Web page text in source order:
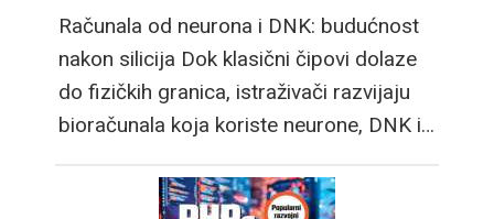
Računala od neurona i DNK: budućnost
nakon silicija Dok klasični čipovi dolaze
do fizičkih granica, istraživači razvijaju
bioračunala koja koriste neurone, DNK i…